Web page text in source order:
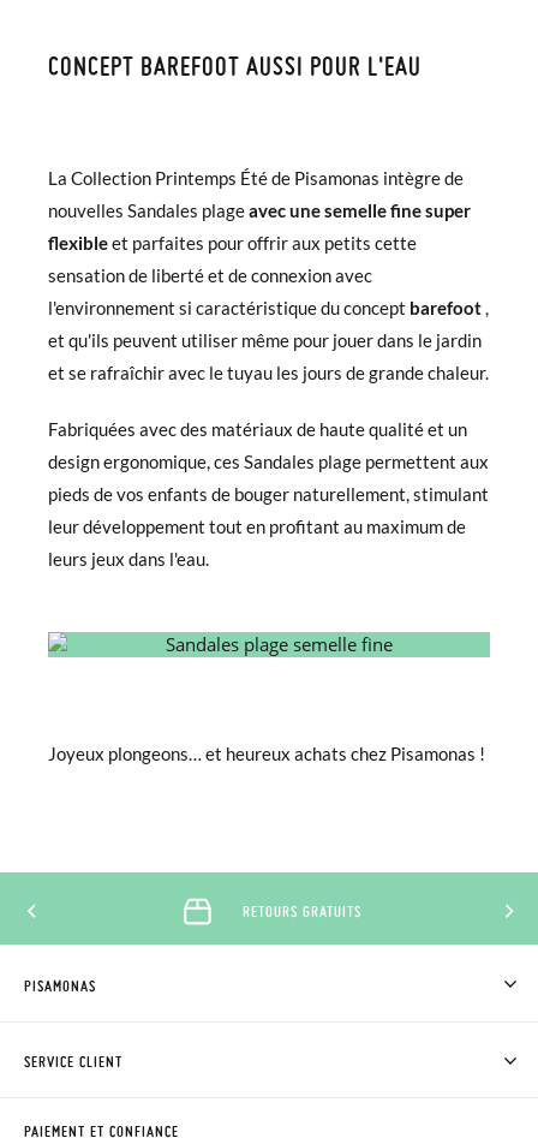
CONCEPT BAREFOOT AUSSI POUR L'EAU
La Collection Printemps Été de Pisamonas intègre de
nouvelles Sandales plageavec une semelle fine super
flexibleet parfaites pour offrir aux petits cette
sensation de liberté et de connexion avec
l'environnement si caractéristique du concept barefoot,
et qu'ils peuvent utiliser même pour jouer dans le jardin
et se rafraîchir avec le tuyau les jours de grande chaleur.
Fabriquées avec des matériaux de haute qualité et un
design ergonomique, ces Sandales plage permettent aux
pieds de vos enfants de bouger naturellement, stimulant
leur développement tout en profitant au maximum de
leurs jeux dans l'eau.
Joyeux plongeons… et heureux achats chez Pisamonas !
RETOURS GRATUITS
PISAMONAS
CLUB PISAMONAS
SERVICE CLIENT
DEMANDER RETOUR
PAIEMENT ET CONFIANCE